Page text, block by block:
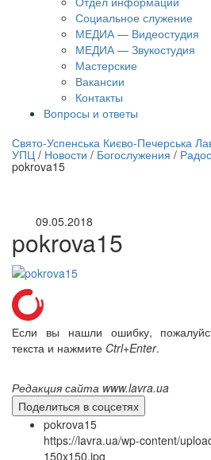
Социальное служение
МЕДИА — Видеостудия
МЕДИА — Звукостудия
Мастерские
Вакансии
Контакты
Вопросы и ответы
трансляция | 12 сентября
Свято-Успенська Києво-Печерська
УПЦ / Новости / Богослужения /
pokrova15
09.05.2018
pokrova15
Если вы нашли ошибку,
текста и нажмите Ctrl+Enter.
Редакция сайта www.lavra.ua
Поделиться в соцсетях
pokrova15
https://lavra.ua/wp-content/
150x150.jpg